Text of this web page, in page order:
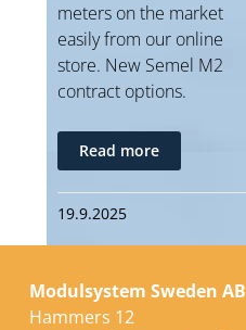
meters on the market
easily from our online
store. New Semel M2
contract options.
Read more
19.9.2025
Modulsystem Sweden AB
Hammers 12